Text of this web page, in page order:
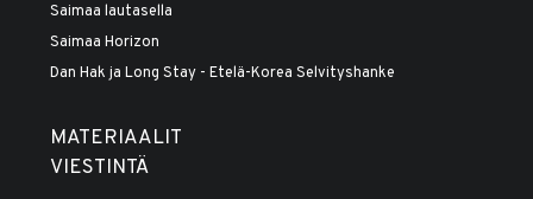
Saimaa lautasella
Saimaa Horizon
Dan Hak ja Long Stay - Etelä-Korea Selvityshanke
MATERIAALIT
VIESTINTÄ